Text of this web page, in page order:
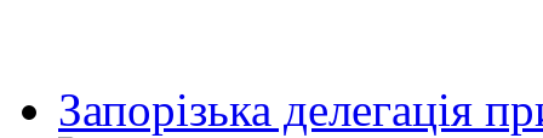
Запорізька делегація